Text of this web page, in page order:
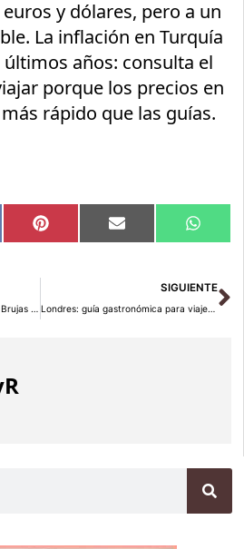
y dólares, pero a un
La inflación en Turquía
años: consulta el
porque los precios en
rápido que las guías.
Compartir
en
Pinterest Compartir
en
Email
en
Bélgica para viajeros: cerveza, Brujas y chocolate en 2026
SIGUIENTE
Londres: guía gastronómica para viajeros en 2026